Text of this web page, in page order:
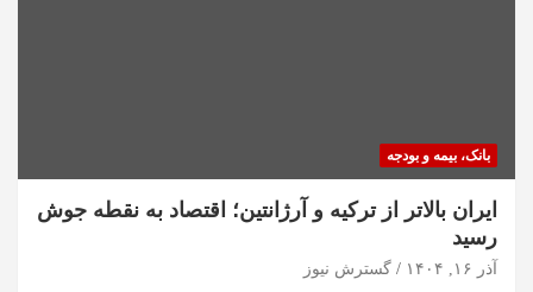
بانک، بیمه و بودجه
ایران بالاتر از ترکیه و آرژانتین؛ اقتصاد به نقطه جوش
رسید
آذر ۱۶, ۱۴۰۴ گسترش نیوز